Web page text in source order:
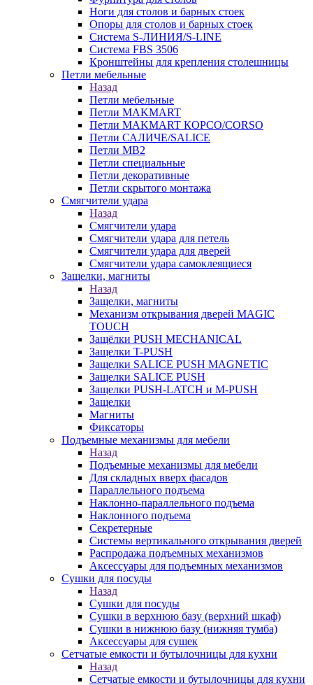
Ноги для столов и барных стоек
Опоры для столов и барных стоек
Система S-ЛИНИЯ/S-LINE
Система FBS 3506
Кронштейны для крепления столешницы
Петли мебельные
Назад
Петли мебельные
Петли MAKMART
Петли MAKMART КОРСО/CORSO
Петли САЛИЧЕ/SALICE
Петли MB2
Петли специальные
Петли декоративные
Петли скрытого монтажа
Смягчители удара
Назад
Смягчители удара
Смягчители удара для петель
Смягчители удара для дверей
Cмягчители удара самоклеящиеся
Защелки, магниты
Назад
Защелки, магниты
Механизм открывания дверей MAGIC
TOUCH
Защёлки PUSH MECHANICAL
Защелки T-PUSH
Защелки SALICE PUSH MAGNETIC
Защелки SALICE PUSH
Защелки PUSH-LATCH и M-PUSH
Защелки
Магниты
Фиксаторы
Подъемные механизмы для мебели
Назад
Подъемные механизмы для мебели
Для складных вверх фасадов
Параллельного подъема
Наклонно-параллельного подъема
Наклонного подъема
Секретерные
Системы вертикального открывания дверей
Распродажа подъемных механизмов
Аксессуары для подъемных механизмов
Сушки для посуды
Назад
Сушки для посуды
Сушки в верхнюю базу (верхний шкаф)
Сушки в нижнюю базу (нижняя тумба)
Аксессуары для сушек
Сетчатые емкости и бутылочницы для кухни
Назад
Сетчатые емкости и бутылочницы для кухни